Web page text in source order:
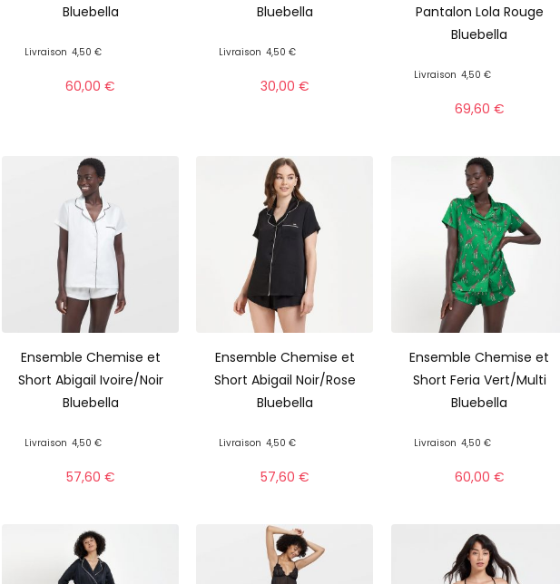
Bluebella
Livraison 4,50 €
60,00€
Bluebella
Livraison 4,50 €
30,00 €
Pantalon Lola Rouge
Bluebella
Livraison 4,50 €
69,60 €
Ensemble Chemise et
Short Abigail Ivoire/Noir
Bluebella
Livraison 4,50 €
57,60 €
Ensemble Chemise et
Short Abigail Noir/Rose
Bluebella
Livraison 4,50 €
57,60 €
Ensemble Chemise et
Short Feria Vert/Multi
Bluebella
Livraison 4,50 €
60,00 €